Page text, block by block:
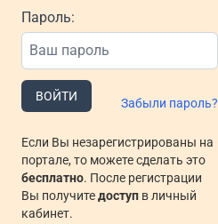
Пароль:
ВОЙТИ Забыли пароль?
Если Вы незарегистрированы на
портале, то можете сделать это
бесплатно. После регистрации
Вы получитедоступ в личный
кабинет.